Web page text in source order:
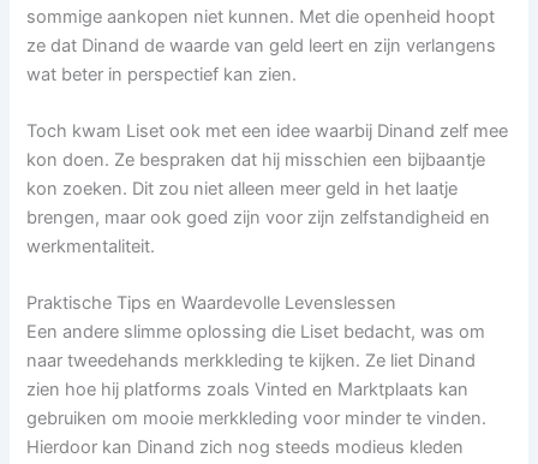
sommige aankopen niet kunnen. Met die openheid hoopt
ze dat Dinand de waarde van geld leert en zijn verlangens
wat beter in perspectief kan zien.
Toch kwam Liset ook met een idee waarbij Dinand zelf mee
kon doen. Ze bespraken dat hij misschien een bijbaantje
kon zoeken. Dit zou niet alleen meer geld in het laatje
brengen, maar ook goed zijn voor zijn zelfstandigheid en
werkmentaliteit.
Praktische Tips en Waardevolle Levenslessen
Een andere slimme oplossing die Liset bedacht, was om
naar tweedehands merkkleding te kijken. Ze liet Dinand
zien hoe hij platforms zoals Vinted en Marktplaats kan
gebruiken om mooie merkkleding voor minder te vinden.
Hierdoor kan Dinand zich nog steeds modieus kleden